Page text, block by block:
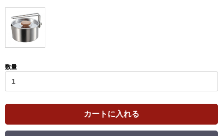
数量
カートに入れる